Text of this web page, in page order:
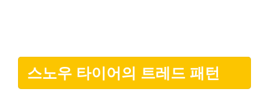
스노우 타이어의 트레드 패턴